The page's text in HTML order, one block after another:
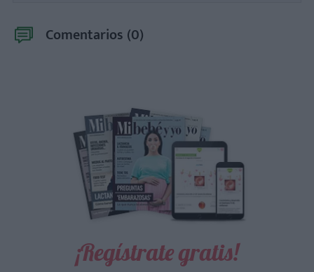
Comentarios (0)
¡Regístrate gratis!